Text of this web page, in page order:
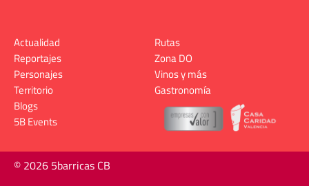
Actualidad
Reportajes
Personajes
Territorio
Rutas
Zona DO
Vinos y más
Gastronomía
Blogs
5B Events
© 2026 5barricas CB